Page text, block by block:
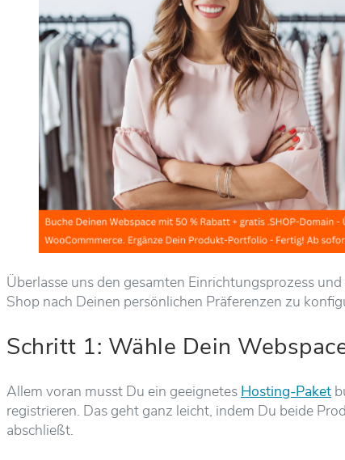
Überlasse uns den gesamten Einrichtungsprozess
Shop nach Deinen persönlichen Präferenzen zu
Schritt 1: Wähle Dein
Allem voran musst Du ein geeignetes Hosting-Paket
registrieren. Das geht ganz leicht, indem Du beide
abschließt.